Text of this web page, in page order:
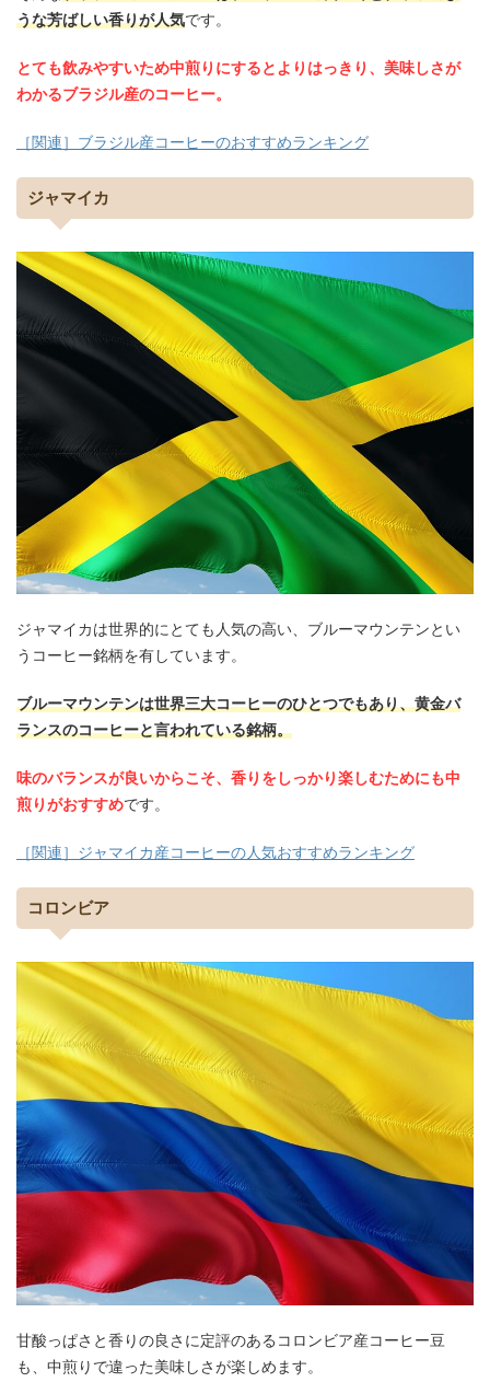
うな芳ばしい香りが人気です。
とても飲みやすいため中煎りにするとよりはっきり、美味しさが
わかるブラジル産のコーヒー。
［関連］ブラジル産コーヒーのおすすめランキング
ジャマイカ
ジャマイカは世界的にとても人気の高い、ブルーマウンテンとい
うコーヒー銘柄を有しています。
ブルーマウンテンは世界三大コーヒーのひとつでもあり、黄金バ
ランスのコーヒーと言われている銘柄。
味のバランスが良いからこそ、香りをしっかり楽しむためにも中
煎りがおすすめです。
［関連］ジャマイカ産コーヒーの人気おすすめランキング
コロンビア
甘酸っぱさと香りの良さに定評のあるコロンビア産コーヒー豆
も、中煎りで違った美味しさが楽しめます。